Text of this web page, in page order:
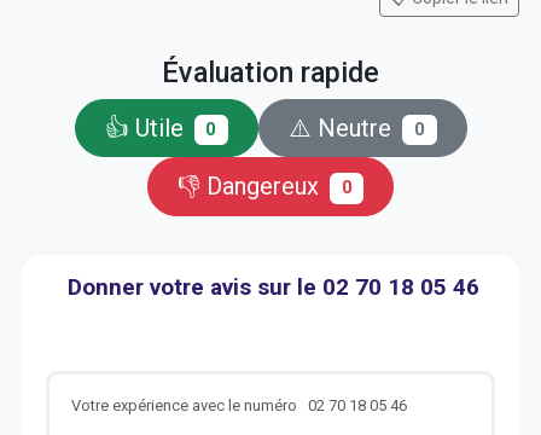
Évaluation rapide
👍 Utile 0 ⚠️ Neutre 0
👎 Dangereux 0
Donner votre avis sur le 02 70 18 05 46